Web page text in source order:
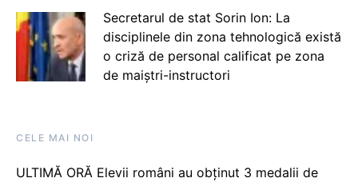
Secretarul de stat Sorin Ion: La
disciplinele din zona tehnologică există
o criză de personal calificat pe zona
de maiștri-instructori
CELE MAI NOI
ULTIMĂ ORĂ Elevii români au obținut 3 medalii de